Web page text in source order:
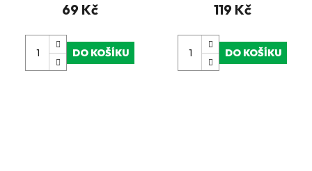
69 Kč
DO KOŠÍKU
119 Kč
DO KOŠÍKU